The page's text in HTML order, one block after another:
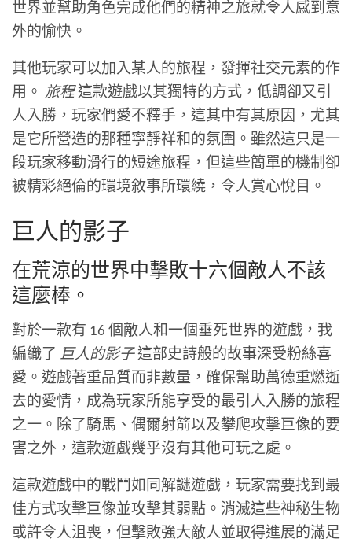
世界並幫助角色完成他們的精神之旅就令人感到意
外的愉快。
其他玩家可以加入某人的旅程，發揮社交元素的作
用。 旅程這款遊戲以其獨特的方式，低調卻又引
人入勝，玩家們愛不釋手，這其中有其原因，尤其
是它所營造的那種寧靜祥和的氛圍。雖然這只是一
段玩​​家移動滑行的短途旅程，但這些簡單的機制卻
被精彩絕倫的環境敘事所環繞，令人賞心悅目。
巨人的影子
在荒涼的世界中擊敗十六個敵人不該
這麼棒。
對於一款有 16 個敵人和一個垂死世界的遊戲，我
編織了 巨人的影子這部史詩般的故事深受粉絲喜
愛。遊戲著重品質而非數量，確保幫助萬德重燃逝
去的愛情，成為玩家所能享受的最引人入勝的旅程
之一。除了騎馬、偶爾射箭以及攀爬攻擊巨像的要
害之外，這款遊戲幾乎沒有其他可玩之處。
這款遊戲中的戰鬥如同解謎遊戲，玩家需要找到最
佳方式攻擊巨像並攻擊其弱點。消滅這些神秘生物
或許令人沮喪，但擊敗強大敵人並取得進展的滿足